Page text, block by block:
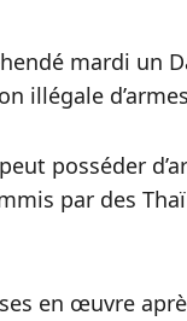
mardi un
illégale
posséder
par des
en œuvre